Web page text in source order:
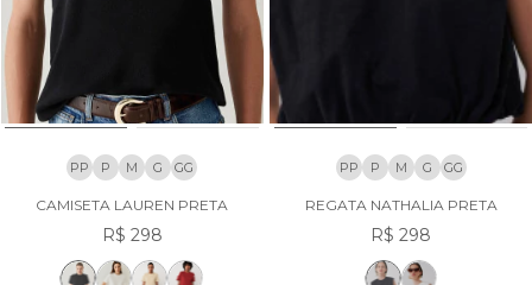
PP P M G GG
CAMISETA LAUREN PRETA
R$ 298
PP P M G GG
REGATA NATHALIA PRETA
R$ 298